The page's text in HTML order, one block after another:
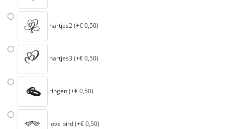
hartjes2 (+€ 0,50)
hartjes3 (+€ 0,50)
ringen (+€ 0,50)
love bird (+€ 0,50)